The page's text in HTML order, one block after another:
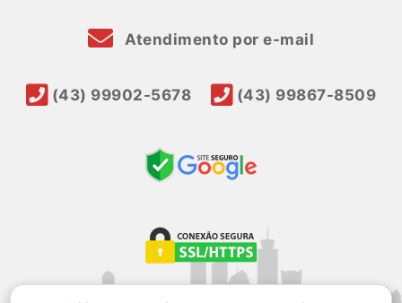
Atendimento por e-mail
(43) 99902-5678 (43) 99867-8509